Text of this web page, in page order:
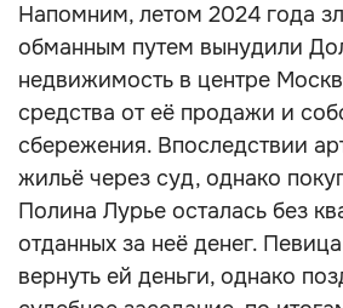
Напомним, летом 2024 года
обманным путем вынудили
недвижимость в центре
средства от её продажи и
сбережения. Впоследствии
жильё через суд, однако
Полина Лурье осталась без
отданных за неё денег.
вернуть ей деньги, однако